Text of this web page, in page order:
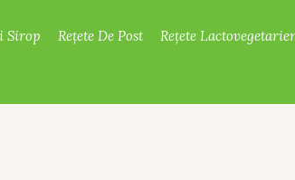
Sirop Rețete De Post Rețete